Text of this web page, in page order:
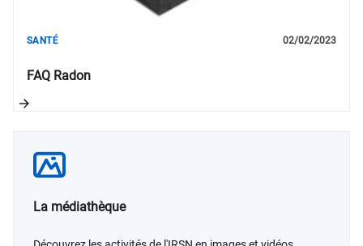
FAQ Radon
SANTÉ 02/02/2023
La médiathèque